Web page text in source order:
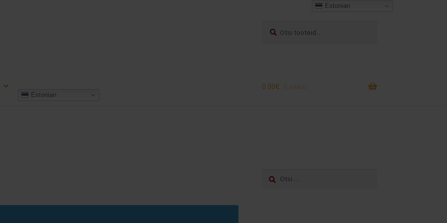
Estonian
0.00€ 0 artiklit
Otsi:
Estonian